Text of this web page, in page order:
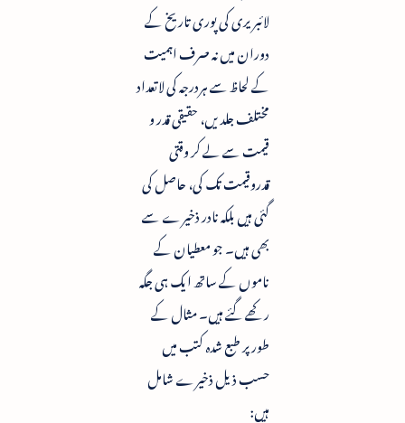
لائبریری کی پوری تاریخ کے
دوران میں نہ صرف اہمیت
کے لحاظ سے ہردرجہ کی لاتعداد
مختلف جلدیں، حقیقی قدر و
قیمت سے لے کر وقتی
قدروقیمت تک کی، حاصل کی
گئی ہیں بلکہ نادر ذخیرے سے
بھی ہیں۔ جو معطیان کے
ناموں کے ساتھ ایک ہی جگہ
رکھے گئے ہیں۔ مثال کے
طور پر طبع شدہ کتب میں
حسب ذیل ذخیرے شامل
ہیں: